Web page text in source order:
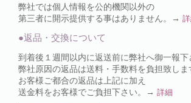
弊社では個人情報を公的機関以外の
第三者に開示提供する事はありません。→
●返品・交換について
到着後１週間以内に返送前に弊社へ御一報下
弊社原因の返品は送料・手数料を負担致しま
お客様ご都合の返品は上記に加え
送金料をお客様でご負担下さい。→ 詳細